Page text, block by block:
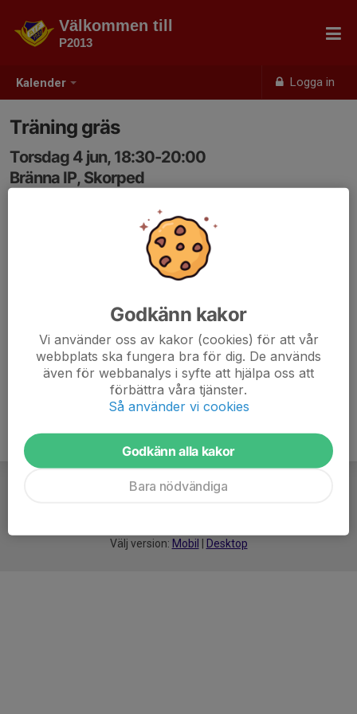
Kalender Logga in
Välkommen till
P2013
Träning gräs
Torsdag 4 jun, 18:30-20:00
Bränna IP, Skorped
Välj version: Mobil Desktop
Godkänn kakor
Vi använder oss av kakor (cookies) för att vår
webbplats ska fungera bra för dig. De används
även för webbanalys i syfte att hjälpa oss att
förbättra våra tjänster.
Så använder vi cookies
Godkänn alla kakor
Bara nödvändiga